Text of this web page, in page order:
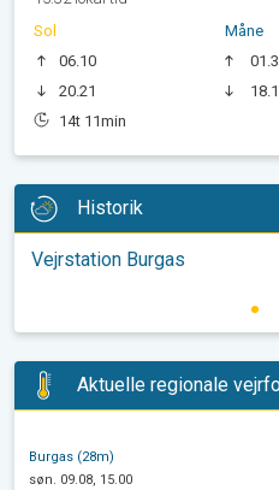
Sol
06.10
20.21
14t 11min
Måne
Historik
Vejrstation Burgas
Aktuelle regionale
Burgas (28m)
søn. 09.08, 15.00